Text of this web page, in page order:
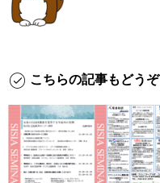
こちらの記事もどうぞ